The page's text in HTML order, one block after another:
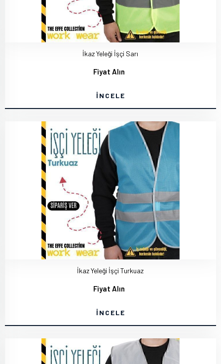
İkaz Yeleği İşçi Sarı
Fiyat Alın
İNCELE
İkaz Yeleği İşçi Turkuaz
Fiyat Alın
İNCELE